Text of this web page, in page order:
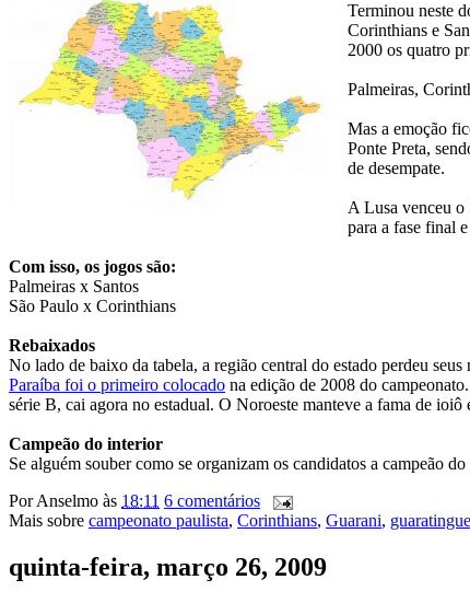
Terminou neste
Corinthians e
2000 os quatro
Palmeiras,
Mas a emoção
Ponte Preta,
de desempate.
A Lusa venceu o
para a fase final
Com isso, os jogos são:
Palmeiras x Santos
São Paulo x Corinthians
Rebaixados
No lado de baixo da tabela, a região central do estado perdeu
Paraíba foi o primeiro colocado na edição de 2008 do
série B, cai agora no estadual. O Noroeste manteve a fama de ioiô
Campeão do interior
Se alguém souber como se organizam os candidatos a campeão
PorAnselmo às 18:11 6 comentários
Mais sobre campeonato paulista, Corinthians, Guarani,
quinta-feira, março 26, 2009